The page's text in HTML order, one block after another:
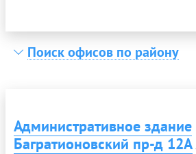
Поиск офисов по району
Административное здание
Багратионовский пр-д 12А